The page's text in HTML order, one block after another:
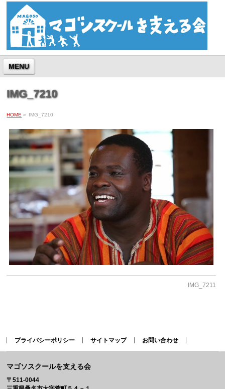
MENU
IMG_7210
HOME » IMG_7210
IMG_7211
プライバシーポリシー サイトマップ お問い合わせ
マゴソスクールを支える会
〒511-0044